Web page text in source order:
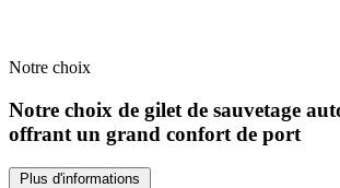
Notre choix
Notre choix de gilet de sauvetage
offrant un grand confort de port
Plus d'informations